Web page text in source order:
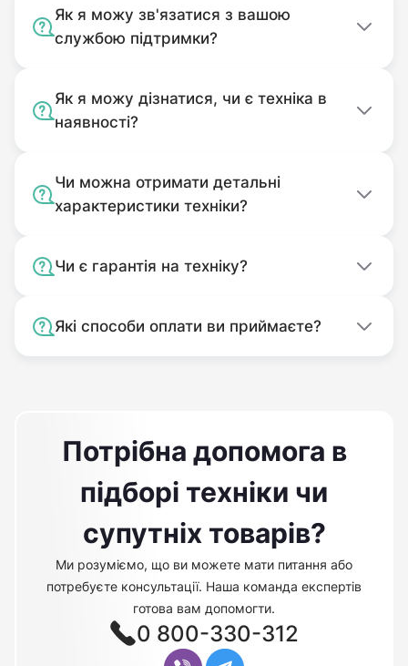
Як я можу зв'язатися з вашою
службою підтримки?
Як я можу дізнатися, чи є техніка в
наявності?
Чи можна отримати детальні
характеристики техніки?
Чи є гарантія на техніку?
Які способи оплати ви приймаєте?
Потрібна допомога в
підборі техніки чи
супутніх товарів?
Ми розуміємо, що ви можете мати питання або
потребуєте консультації. Наша команда експертів
готова вам допомогти.
0 800-330-312